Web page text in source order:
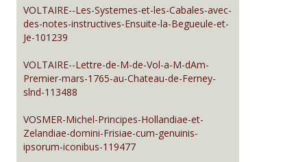
VOLTAIRE--Les-Systemes-et-les-Cabales-avec-
des-notes-instructives-Ensuite-la-Begueule-et-
Je-101239
VOLTAIRE--Lettre-de-M-de-Vol-a-M-dAm-
Premier-mars-1765-au-Chateau-de-Ferney-
slnd-113488
VOSMER-Michel-Principes-Hollandiae-et-
Zelandiae-domini-Frisiae-cum-genuinis-
ipsorum-iconibus-119477